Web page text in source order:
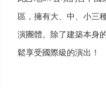
區，擁有大、中、小三
演團體。除了建築本身
鬆享受國際級的演出！